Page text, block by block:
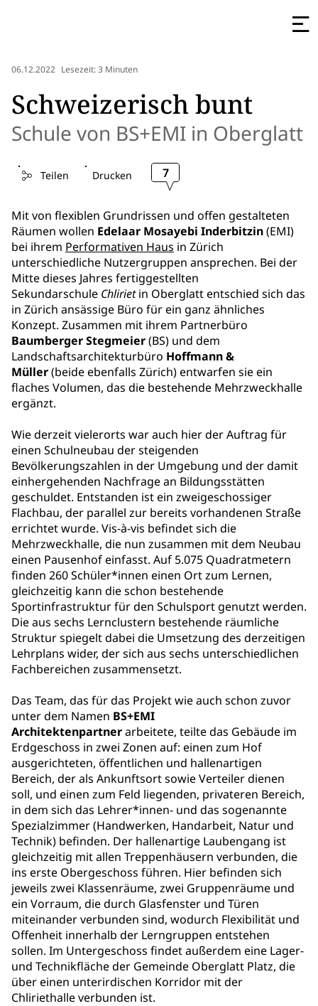
06.12.2022 Lesezeit: 3 Minuten
Schweizerisch bunt
Schule von BS+EMI in Oberglatt
Teilen Drucken 7
Mit von flexiblen Grundrissen und offen gestalteten
Räumen wollen Edelaar Mosayebi Inderbitzin(EMI)
bei ihrem Performativen Haus in Zürich
unterschiedliche Nutzergruppen ansprechen. Bei der
Mitte dieses Jahres fertiggestellten
Sekundarschule Chlirietin Oberglatt entschied sich das
in Zürich ansässige Büro für ein ganz ähnliches
Konzept. Zusammen mit ihrem Partnerbüro
Baumberger Stegmeier(BS) und dem
Landschaftsarchitekturbüro Hoffmann &
Müller(beide ebenfalls Zürich) entwarfen sie ein
flaches Volumen, das die bestehende Mehrzweckhalle
ergänzt.
Wie derzeit vielerorts war auch hier der Auftrag für
einen Schulneubau der steigenden
Bevölkerungszahlen in der Umgebung und der damit
einhergehenden Nachfrage an Bildungsstätten
geschuldet. Entstanden ist ein zweigeschossiger
Flachbau, der parallel zur bereits vorhandenen Straße
errichtet wurde. Vis-à-vis befindet sich die
Mehrzweckhalle, die nun zusammen mit dem Neubau
einen Pausenhof einfasst. Auf 5.075 Quadratmetern
finden 260 Schüler*innen einen Ort zum Lernen,
gleichzeitig kann die schon bestehende
Sportinfrastruktur für den Schulsport genutzt werden.
Die aus sechs Lernclustern bestehende räumliche
Struktur spiegelt dabei die Umsetzung des derzeitigen
Lehrplans wider, der sich aus sechs unterschiedlichen
Fachbereichen zusammensetzt.
Das Team, das für das Projekt wie auch schon zuvor
unter dem Namen BS+EMI
Architektenpartnerarbeitete, teilte das Gebäude im
Erdgeschoss in zwei Zonen auf: einen zum Hof
ausgerichteten, öffentlichen und hallenartigen
Bereich, der als Ankunftsort sowie Verteiler dienen
soll, und einen zum Feld liegenden, privateren Bereich,
in dem sich das Lehrer*innen- und das sogenannte
Spezialzimmer (Handwerken, Handarbeit, Natur und
Technik) befinden. Der hallenartige Laubengang ist
gleichzeitig mit allen Treppenhäusern verbunden, die
ins erste Obergeschoss führen. Hier befinden sich
jeweils zwei Klassenräume, zwei Gruppenräume und
ein Vorraum, die durch Glasfenster und Türen
miteinander verbunden sind, wodurch Flexibilität und
Offenheit innerhalb der Lerngruppen entstehen
sollen. Im Untergeschoss findet außerdem eine Lager-
und Technikfläche der Gemeinde Oberglatt Platz, die
über einen unterirdischen Korridor mit der
Chliriethalle verbunden ist.